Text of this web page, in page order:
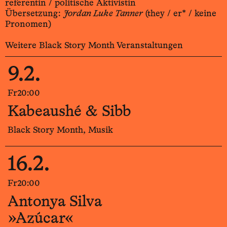
referentin / politische Aktivistin
Übersetzung: Jordan Luke Tanner(they / er* / keine
Pronomen)
Weitere Black Story Month Veranstaltungen
9.2.
Fr20:00
Kabeaushé & Sibb
Black Story Month, Musik
16.2.
Fr20:00
Antonya Silva
»Azúcar«